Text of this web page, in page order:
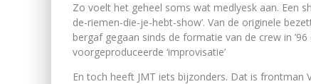
Zo voelt het geheel soms wat medlyesk aan. Een
de-riemen-die-je-hebt-show’. Van de originele
bergaf gegaan sinds de formatie van de crew in
voorgeproduceerde ‘improvisatie’
En toch heeft JMT iets bijzonders. Dat is frontman